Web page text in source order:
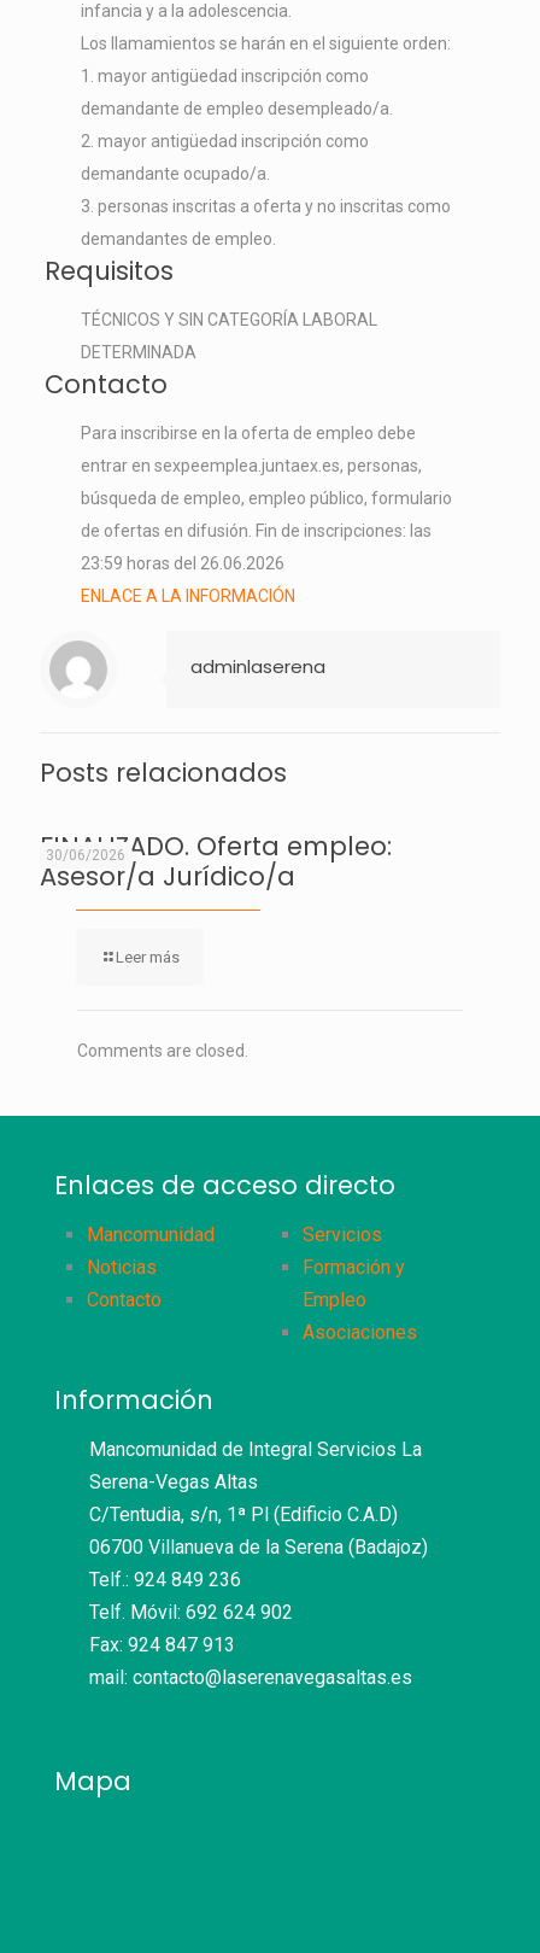
infancia y a la adolescencia.
Los llamamientos se harán en el siguiente orden:
1. mayor antigüedad inscripción como
demandante de empleo desempleado/a.
2. mayor antigüedad inscripción como
demandante ocupado/a.
3. personas inscritas a oferta y no inscritas como
demandantes de empleo.
Requisitos
TÉCNICOS Y SIN CATEGORÍA LABORAL
DETERMINADA
Contacto
Para inscribirse en la oferta de empleo debe
entrar en sexpeemplea.juntaex.es, personas,
búsqueda de empleo, empleo público, formulario
de ofertas en difusión. Fin de inscripciones: las
23:59 horas del 26.06.2026
ENLACE A LA INFORMACIÓN
adminlaserena
Posts relacionados
30/06/2026
FINALIZADO. Oferta empleo:
Asesor/a Jurídico/a
Leer más
Comments are closed.
Enlaces de acceso directo
Mancomunidad
Noticias
Contacto
Servicios
Formación y
Empleo
Asociaciones
Información
Mancomunidad de Integral Servicios La
Serena-Vegas Altas
C/Tentudia, s/n, 1ª Pl (Edificio C.A.D)
06700 Villanueva de la Serena (Badajoz)
Telf.: 924 849 236
Telf. Móvil: 692 624 902
Fax: 924 847 913
mail: contacto@laserenavegasaltas.es
Mapa